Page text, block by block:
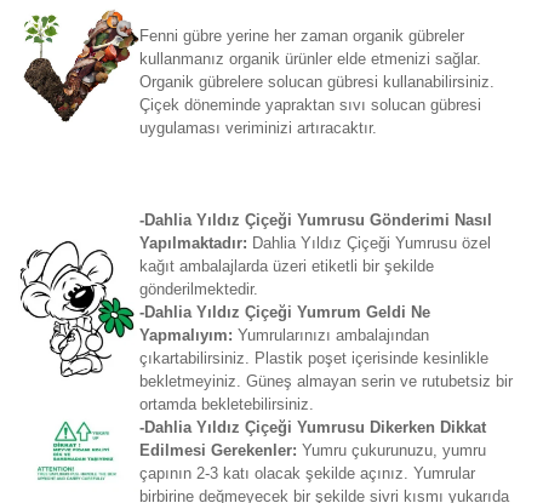
Fenni gübre yerine her zaman organik gübreler
kullanmanız organik ürünler elde etmenizi sağlar.
Organik gübrelere solucan gübresi kullanabilirsiniz.
Çiçek döneminde yapraktan sıvı solucan gübresi
uygulaması veriminizi artıracaktır.
-Dahlia Yıldız Çiçeği Yumrusu Gönderimi Nasıl
Yapılmaktadır: Dahlia Yıldız Çiçeği Yumrusu özel
kağıt ambalajlarda üzeri etiketli bir şekilde
gönderilmektedir.
-Dahlia Yıldız Çiçeği Yumrum Geldi Ne
Yapmalıyım: Yumrularınızı ambalajından
çıkartabilirsiniz. Plastik poşet içerisinde kesinlikle
bekletmeyiniz. Güneş almayan serin ve rutubetsiz bir
ortamda bekletebilirsiniz.
-Dahlia Yıldız Çiçeği Yumrusu Dikerken Dikkat
Edilmesi Gerekenler: Yumru çukurunuzu, yumru
çapının 2-3 katı olacak şekilde açınız. Yumrular
birbirine değmeyecek bir şekilde sivri kısmı yukarıda